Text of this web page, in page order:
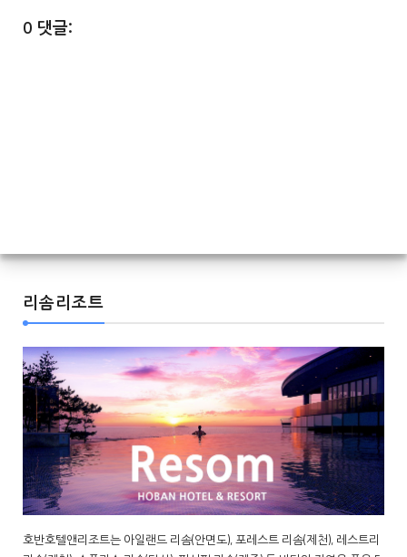
0 댓글:
리솜리조트
호반호텔앤리조트는 아일랜드 리솜(안면도), 포레스트 리솜(제천), 레스트리